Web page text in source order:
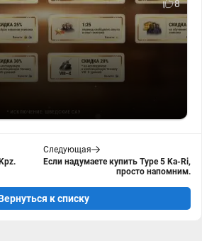
8
Следующая
Если надумаете купить Type 5 Ka-Ri,
просто напомним.
к списку